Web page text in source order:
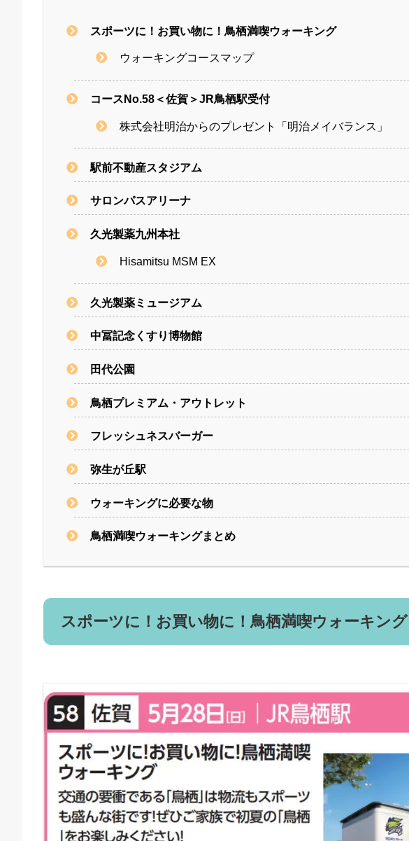
スポーツに！お買い物に！鳥栖満喫ウォーキング
ウォーキングコースマップ
コースNo.58＜佐賀＞JR鳥栖駅受付
株式会社明治からのプレゼント「明治メイバランス」
駅前不動産スタジアム
サロンパスアリーナ
久光製薬九州本社
Hisamitsu MSM EX
久光製薬ミュージアム
中冨記念くすり博物館
田代公園
鳥栖プレミアム・アウトレット
フレッシュネスバーガー
弥生が丘駅
ウォーキングに必要な物
鳥栖満喫ウォーキングまとめ
スポーツに！お買い物に！鳥栖満喫ウォーキング